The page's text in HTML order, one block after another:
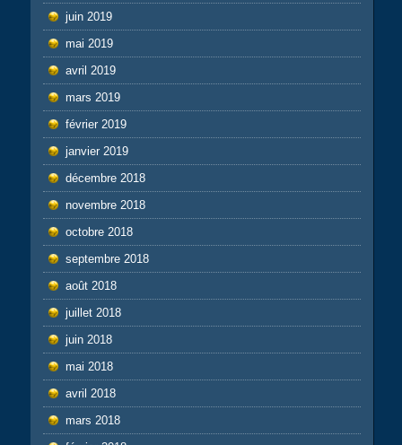
juin 2019
mai 2019
avril 2019
mars 2019
février 2019
janvier 2019
décembre 2018
novembre 2018
octobre 2018
septembre 2018
août 2018
juillet 2018
juin 2018
mai 2018
avril 2018
mars 2018